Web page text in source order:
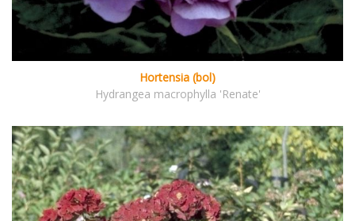
Hortensia (bol)
Hydrangea macrophylla 'Renate'